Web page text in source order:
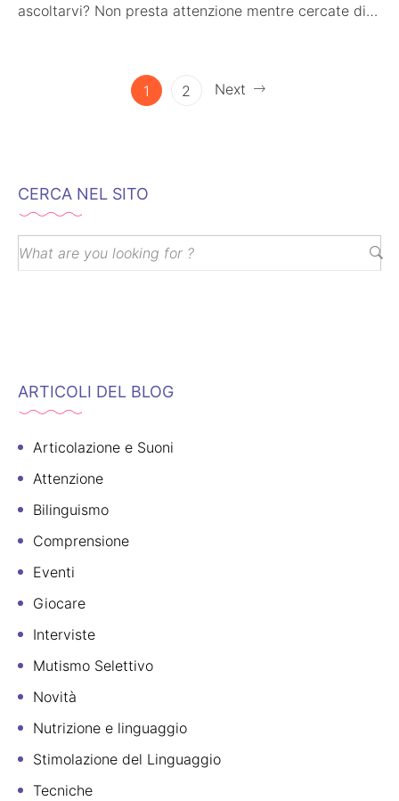
ascoltarvi? Non presta attenzione mentre cercate di
1 2 Next
CERCA NEL SITO
ARTICOLI DEL BLOG
Articolazione e Suoni
Attenzione
Bilinguismo
Comprensione
Eventi
Giocare
Interviste
Mutismo Selettivo
Novità
Nutrizione e linguaggio
Stimolazione del Linguaggio
Tecniche